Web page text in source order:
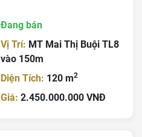
Đang bán
Vị Trí: MT Mai Thị Buội TL8
vào 150m
Diện Tích: 120 m2
Giá:2.450.000.000 VNĐ